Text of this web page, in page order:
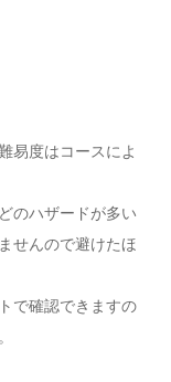
易度はコースによ
のハザードが多い
せんので避けたほ
で確認できますの